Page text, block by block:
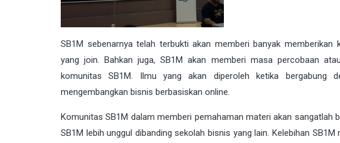
SB1M sebenarnya telah terbukti akan memberi banyak memberikan
yang join. Bahkan juga, SB1M akan memberi masa percobaan
komunitas SB1M. Ilmu yang akan diperoleh ketika bergabung
mengembangkan bisnis berbasiskan online.
Komunitas SB1M dalam memberi pemahaman materi akan sangatlah
SB1M lebih unggul dibanding sekolah bisnis yang lain. Kelebihan